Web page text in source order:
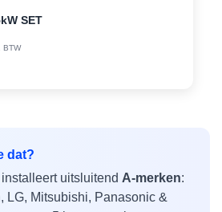
SET
BTW
dat?
uitsluitend A-merken:
LG, Mitsubishi, Panasonic &